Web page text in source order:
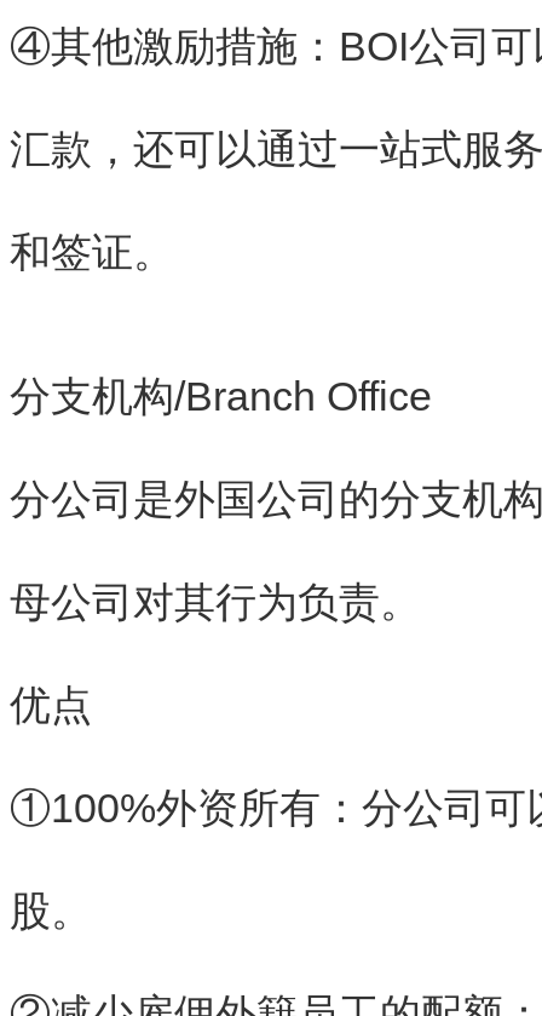
④其他激励措施：BOI公司
汇款，还可以通过一站式服
和签证。
分支机构/Branch Office
分公司是外国公司的分支机
母公司对其行为负责。
优点
①100%外资所有：分公司可
股。